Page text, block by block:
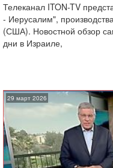
Телеканал ITON-TV
- Иерусалим",
(США). Новостной обзор
дни в Израиле,
29 март 2026